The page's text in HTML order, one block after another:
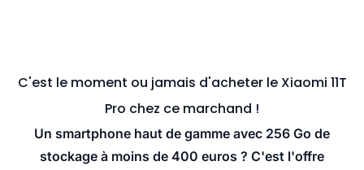
Streaming
C'est le moment ou jamais d'acheter le Xiaomi 11T
Pro chez ce marchand !
Un smartphone haut de gamme avec 256 Go de
stockage à moins de 400 euros ? C'est l'offre